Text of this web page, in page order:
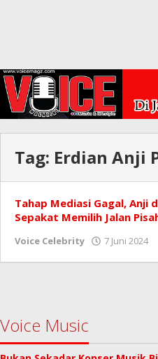
Tag: Erdian Anji
Tahap Mediasi Gagal, Anji
Sepakat Memilih Jalan
Voice Celebrity 7 Juni 2024
Voice Music